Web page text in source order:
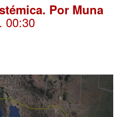
Por Muna
. 00:30